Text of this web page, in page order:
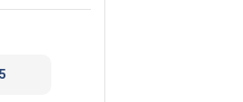
5